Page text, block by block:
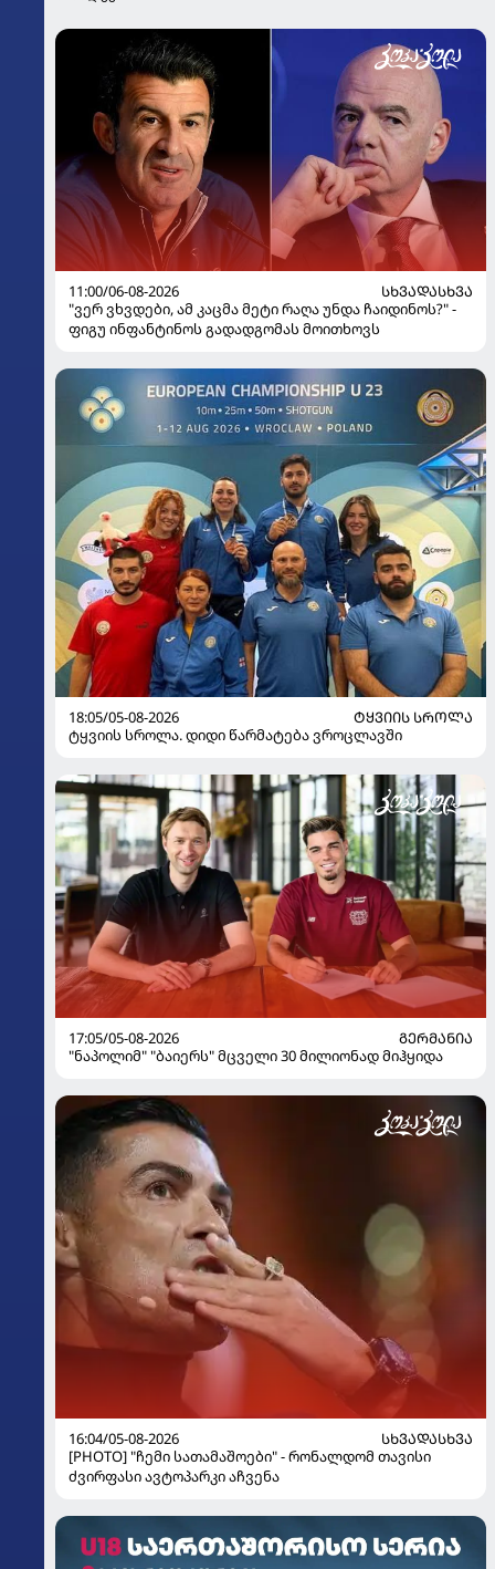
11:00/06-08-2026
ᲡᲮᲕᲐᲓᲐᲡᲮᲕᲐ
"ვერ ვხვდები, ამ კაცმა მეტი რაღა უნდა ჩაიდინოს?" -
ფიგუ ინფანტინოს გადადგომას მოითხოვს
18:05/05-08-2026
ᲢᲧᲕᲘᲘᲡ ᲡᲠᲝᲚᲐ
ტყვიის სროლა. დიდი წარმატება ვროცლავში
17:05/05-08-2026
ᲒᲔᲠᲛᲐᲜᲘᲐ
"ნაპოლიმ" "ბაიერს" მცველი 30 მილიონად მიჰყიდა
16:04/05-08-2026
ᲡᲮᲕᲐᲓᲐᲡᲮᲕᲐ
[PHOTO] "ჩემი სათამაშოები" - რონალდომ თავისი
ძვირფასი ავტოპარკი აჩვენა